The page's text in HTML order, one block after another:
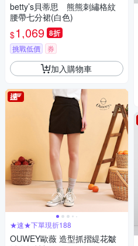
betty’s貝蒂思 熊熊刺繡格紋
腰帶七分裙(白色)
$1,069 8折
挑戰低價 券
加入購物車
★速★下單現折188
OUWEY歐薇 造型抓摺緹花皺